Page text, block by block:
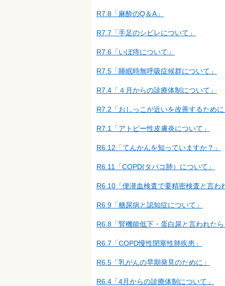
R7.8「麻酔のQ＆A」
R7.7「手足のシビレについて」
R7.6「いぼ痔について」
R7.5「睡眠時無呼吸症候群について」
R7.4「４月からの診療体制について」
R7.2「おしっこが近いを改善するために
R7.1「アトピー性皮膚炎について」
R6.12「てんかんを知っていますか？」
R6.11「COPD(タバコ肺）について」
R6.10「便潜血検査で要精密検査と言わ
R6.9「糖尿病と認知症について」
R6.8「腎機能低下・蛋白尿と言われたら
R6.7「COPD慢性閉塞性肺疾患」
R6.5「乳がんの早期発見のために」
R6.4「4月からの診療体制について」